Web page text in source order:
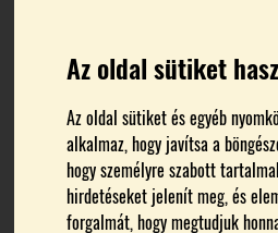
Az oldal sütiket
Az oldal sütiket és egyéb
alkalmaz, hogy javítsa a
hogy személyre szabott
hirdetéseket jelenít meg, és
forgalmát, hogy megtudjuk
FŐOLDAL CIKKEK
Szél Fiai